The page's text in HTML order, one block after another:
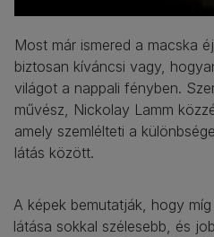
Most már ismered a macska
biztosan kíváncsi vagy,
világot a nappali fényben.
művész, Nickolay Lamm
amely szemlélteti a
látás között.
A képek bemutatják, hogy
látása sokkal szélesebb, és